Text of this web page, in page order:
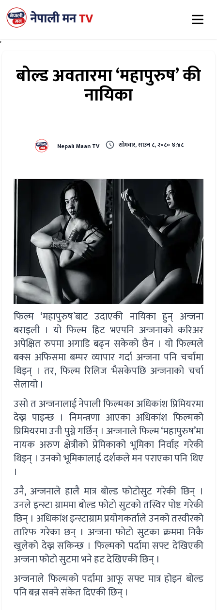
'
बोल्ड अवतारमा ‘महापुरुष’ की
नायिका
Nepali Maan TV सोमवार, साउन ८, २०८० ४:४८
फिल्म ‘महापुरुष’बाट उदाएकी नायिका हुन् अन्जना
बराइली । यो फिल्म हिट भएपनि अन्जनाको करिअर
अपेक्षित रुपमा अगाडि बढ्न सकेको छैन । यो फिल्मले
बक्स अफिसमा बम्पर व्यापार गर्दा अन्जना पनि चर्चामा
थिइन् । तर, फिल्म रिलिज भैसकेपछि अन्जनाको चर्चा
सेलायो ।
उसो त अन्जनालाई नेपाली फिल्मका अधिकांश प्रिमियरमा
देख्न पाइन्छ । निमन्त्रणा आएका अधिकांश फिल्मको
प्रिमियरमा उनी पुग्ने गर्छिन् । अन्जनाले फिल्म ‘महापुरुष’मा
नायक अरुण क्षेत्रीको प्रेमिकाको भूमिका निर्वाह गरेकी
थिइन् । उनको भूमिकालाई दर्शकले मन पराएका पनि थिए
।
उनै, अन्जनाले हालै मात्र बोल्ड फोटोसुट गरेकी छिन् ।
उनले इन्स्टा ग्राममा बोल्ड फोटो सुटको तस्विर पोष्ट गरेकी
छिन् । अधिकांश इन्स्टाग्राम प्रयोगकर्ताले उनको तस्वीरको
तारिफ गरेका छन् । अन्जना फोटो सुटका क्रममा निकै
खुलेको देख्न सकिन्छ । फिल्मको पर्दामा सफ्ट देखिएकी
अन्जना फोटो सुटमा भने हट देखिएकी छिन् ।
अन्जनाले फिल्मको पर्दामा आफू सफ्ट मात्र होइन बोल्ड
पनि बन्न सक्ने संकेत दिएकी छिन् ।